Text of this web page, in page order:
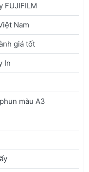
FUJIFILM
Nam
giá tốt
In
màu A3